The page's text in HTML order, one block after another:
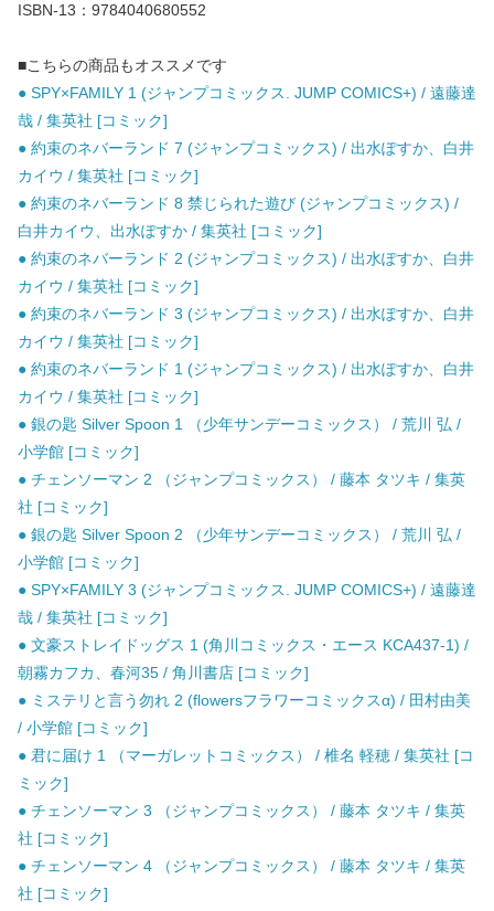
ISBN-13：9784040680552
■こちらの商品もオススメです
● SPY×FAMILY 1 (ジャンプコミックス. JUMP COMICS+) / 遠藤達
哉 / 集英社 [コミック]
● 約束のネバーランド 7 (ジャンプコミックス) / 出水ぽすか、白井
カイウ / 集英社 [コミック]
● 約束のネバーランド 8 禁じられた遊び (ジャンプコミックス) /
白井カイウ、出水ぽすか / 集英社 [コミック]
● 約束のネバーランド 2 (ジャンプコミックス) / 出水ぽすか、白井
カイウ / 集英社 [コミック]
● 約束のネバーランド 3 (ジャンプコミックス) / 出水ぽすか、白井
カイウ / 集英社 [コミック]
● 約束のネバーランド 1 (ジャンプコミックス) / 出水ぽすか、白井
カイウ / 集英社 [コミック]
● 銀の匙 Silver Spoon 1 （少年サンデーコミックス） / 荒川 弘 /
小学館 [コミック]
● チェンソーマン 2 （ジャンプコミックス） / 藤本 タツキ / 集英
社 [コミック]
● 銀の匙 Silver Spoon 2 （少年サンデーコミックス） / 荒川 弘 /
小学館 [コミック]
● SPY×FAMILY 3 (ジャンプコミックス. JUMP COMICS+) / 遠藤達
哉 / 集英社 [コミック]
● 文豪ストレイドッグス 1 (角川コミックス・エース KCA437-1) /
朝霧カフカ、春河35 / 角川書店 [コミック]
● ミステリと言う勿れ 2 (flowersフラワーコミックスα) / 田村由美
/ 小学館 [コミック]
● 君に届け 1 （マーガレットコミックス） / 椎名 軽穂 / 集英社 [コ
ミック]
● チェンソーマン 3 （ジャンプコミックス） / 藤本 タツキ / 集英
社 [コミック]
● チェンソーマン 4 （ジャンプコミックス） / 藤本 タツキ / 集英
社 [コミック]